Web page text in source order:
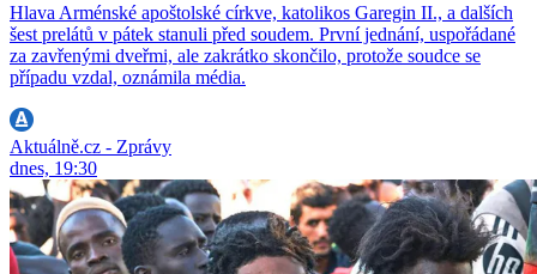
Hlava Arménské apoštolské církve, katolikos Garegin II., a dalších
šest prelátů v pátek stanuli před soudem. První jednání, uspořádané
za zavřenými dveřmi, ale zakrátko skončilo, protože soudce se
případu vzdal, oznámila média.
Aktuálně.cz - Zprávy
dnes, 19:30